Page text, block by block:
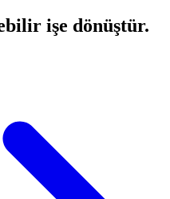
işe dönüştür.